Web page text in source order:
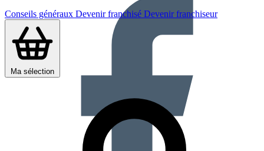
Conseils généraux Devenir franchisé Devenir franchiseur
Ma sélection